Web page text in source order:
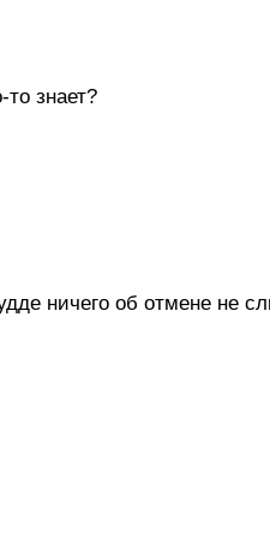
знает?
ничего об отмене не